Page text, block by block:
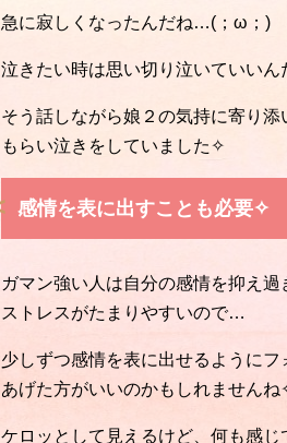
急に寂しくなったんだね…(；ω；)
泣きたい時は思い切り泣いていい
そう話しながら娘２の気持に寄り
もらい泣きをしていました✧
感情を表に出すことも必要✧
ガマン強い人は自分の感情を抑え過
ストレスがたまりやすいので…
少しずつ感情を表に出せるようにフ
あげた方がいいのかもしれませんね
ケロッとして見えるけど、何も感じ